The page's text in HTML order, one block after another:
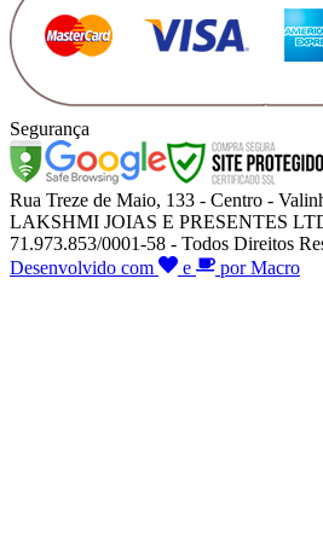
Segurança
Rua Treze de Maio, 133 - Centro -
LAKSHMI JOIAS E PRESENTES
71.973.853/0001-58 - Todos Direitos
Desenvolvido com
e por Macro